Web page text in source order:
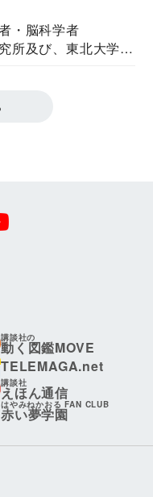
・脳科学者
所及び、東北大学大
講談社の
動く図鑑MOVE
TELEMAGA.net
講談社
えほん通信
はやみねかおる FAN CLUB
赤い夢学園